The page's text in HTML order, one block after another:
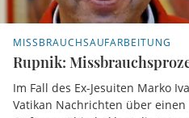
MISSBRAUCHSAUFARBEITUNG
Rupnik:
Im Fall des Ex-Jesuiten Marko
Vatikan Nachrichten über einen